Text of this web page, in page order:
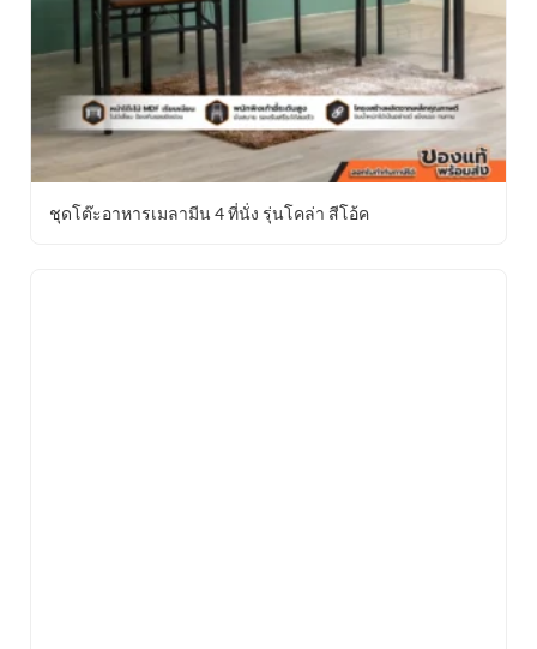
ชุดโต๊ะอาหารเมลามีน 4 ที่นั่ง รุ่นโคล่า สีโอ้ค